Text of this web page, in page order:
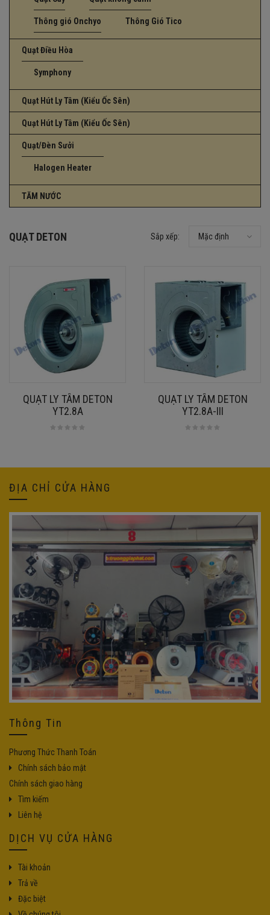
Thông gió Onchyo Thông Gió Tico
Quạt Điều Hòa
Symphony
Quạt Hút Ly Tâm (Kiểu Ốc Sên)
Quạt Hút Ly Tâm (Kiểu Ốc Sên)
Quạt/Đèn Sưởi
Halogen Heater
TĂM NƯỚC
QUẠT DETON Sắp xếp: Mặc định
QUẠT LY TÂM DETON
YT2.8A
QUẠT LY TÂM DETON
YT2.8A-III
ĐỊA CHỈ CỬA HÀNG
Thông Tin
Phương Thức Thanh Toán
Chính sách bảo mật
Chính sách giao hàng
Tìm kiếm
Liên hệ
DỊCH VỤ CỬA HÀNG
Tài khoản
Trả về
Đặc biệt